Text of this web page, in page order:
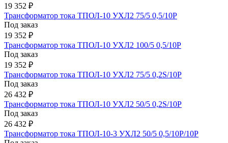
19 352 ₽
Трансформатор тока ТПОЛ-10 УХЛ2 75/5 0,5/10Р
Под заказ
19 352 ₽
Трансформатор тока ТПОЛ-10 УХЛ2 100/5 0,5/10Р
Под заказ
19 352 ₽
Трансформатор тока ТПОЛ-10 УХЛ2 75/5 0,2S/10Р
Под заказ
26 432 ₽
Трансформатор тока ТПОЛ-10 УХЛ2 50/5 0,2S/10Р
Под заказ
26 432 ₽
Трансформатор тока ТПОЛ-10-3 УХЛ2 50/5 0,5/10Р/10Р